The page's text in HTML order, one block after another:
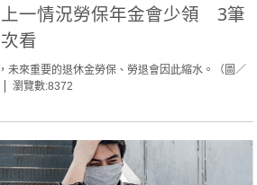
一情況勞保年金會少領 3筆
看
未來重要的退休金勞保、勞退會因此縮水。（圖／
瀏覽數:8372